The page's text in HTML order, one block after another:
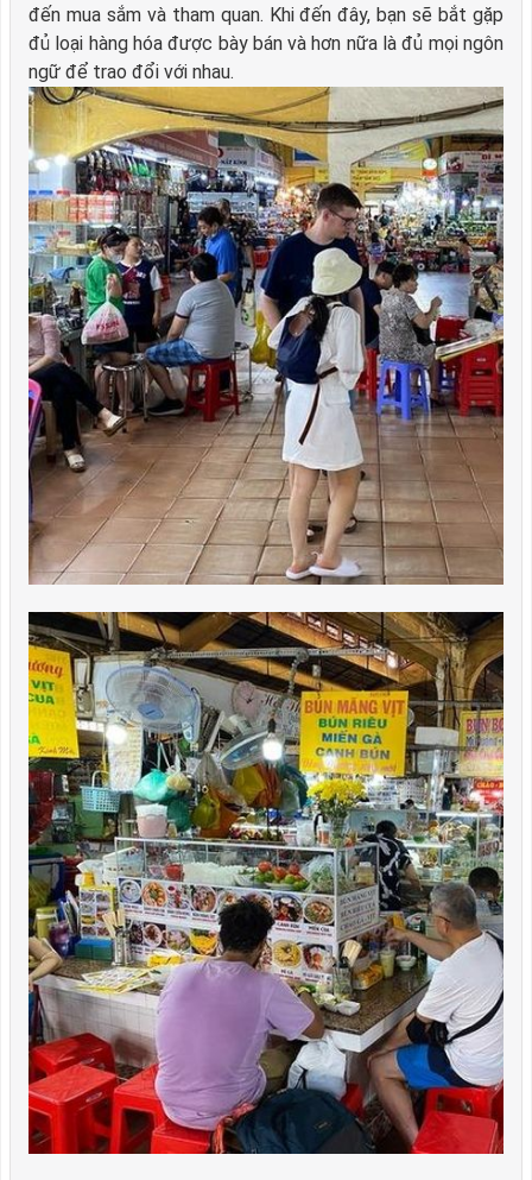
đến mua sắm và tham quan. Khi đến đây, bạn sẽ bắt gặp
đủ loại hàng hóa được bày bán và hơn nữa là đủ mọi ngôn
ngữ để trao đổi với nhau.